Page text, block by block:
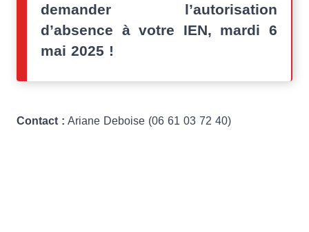
demander l’autorisation
d’absence à votre IEN, mardi 6
mai 2025 !
Contact : Ariane Deboise (06 61 03 72 40)